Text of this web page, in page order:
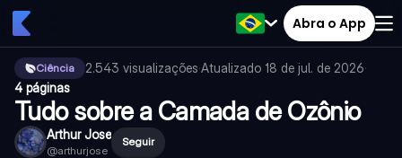
Abra o App
Ciência 2.543 visualizações·Atualizado 18 de jul. de 2026·
4 páginas
Tudo sobre a Camada de Ozônio
Arthur Jose
@arthurjose
Seguir